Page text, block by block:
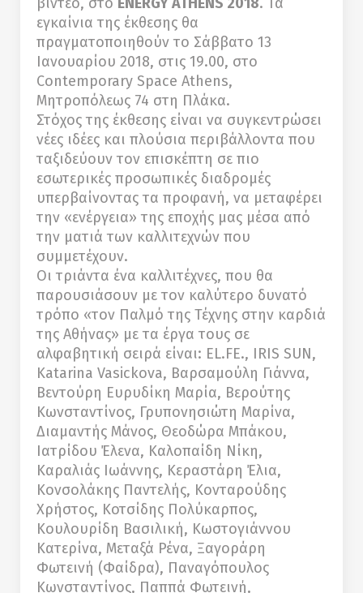
εγκαίνια της έκθεσης θα
πραγματοποιηθούν το Σάββατο 13
Ιανουαρίου 2018, στις 19.00, στο
Contemporary Space Athens,
Μητροπόλεως 74 στη Πλάκα.
Στόχος της έκθεσης είναι να συγκεντρώσει
νέες ιδέες και πλούσια περιβάλλοντα που
ταξιδεύουν τον επισκέπτη σε πιο
εσωτερικές προσωπικές διαδρομές
υπερβαίνοντας τα προφανή, να μεταφέρει
την «ενέργεια» της εποχής μας μέσα από
την ματιά των καλλιτεχνών που
συμμετέχουν.
Οι τριάντα ένα καλλιτέχνες, που θα
παρουσιάσουν με τον καλύτερο δυνατό
τρόπο «τον Παλμό της Τέχνης στην καρδιά
της Αθήνας» με τα έργα τους σε
αλφαβητική σειρά είναι: EL.FE., ΙRIS SUN,
Katarina Vasickova, Βαρσαμούλη Γιάννα,
Βεντούρη Ευρυδίκη Μαρία, Βερούτης
Κωνσταντίνος, Γρυπονησιώτη Μαρίνα,
Διαμαντής Μάνος, Θεοδώρα Μπάκου,
Ιατρίδου Έλενα, Καλοπαίδη Νίκη,
Καραλιάς Ιωάννης, Κεραστάρη Έλια,
Κονσολάκης Παντελής, Κονταρούδης
Χρήστος, Κοτσίδης Πολύκαρπος,
Κουλουρίδη Βασιλική, Κωστογιάννου
Κατερίνα, Μεταξά Ρένα, Ξαγοράρη
Φωτεινή (Φαίδρα), Παναγόπουλος
Κωνσταντίνος, Παππά Φωτεινή,